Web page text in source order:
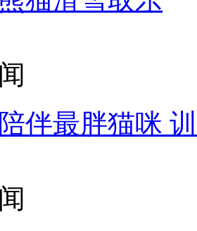
伴最胖猫咪